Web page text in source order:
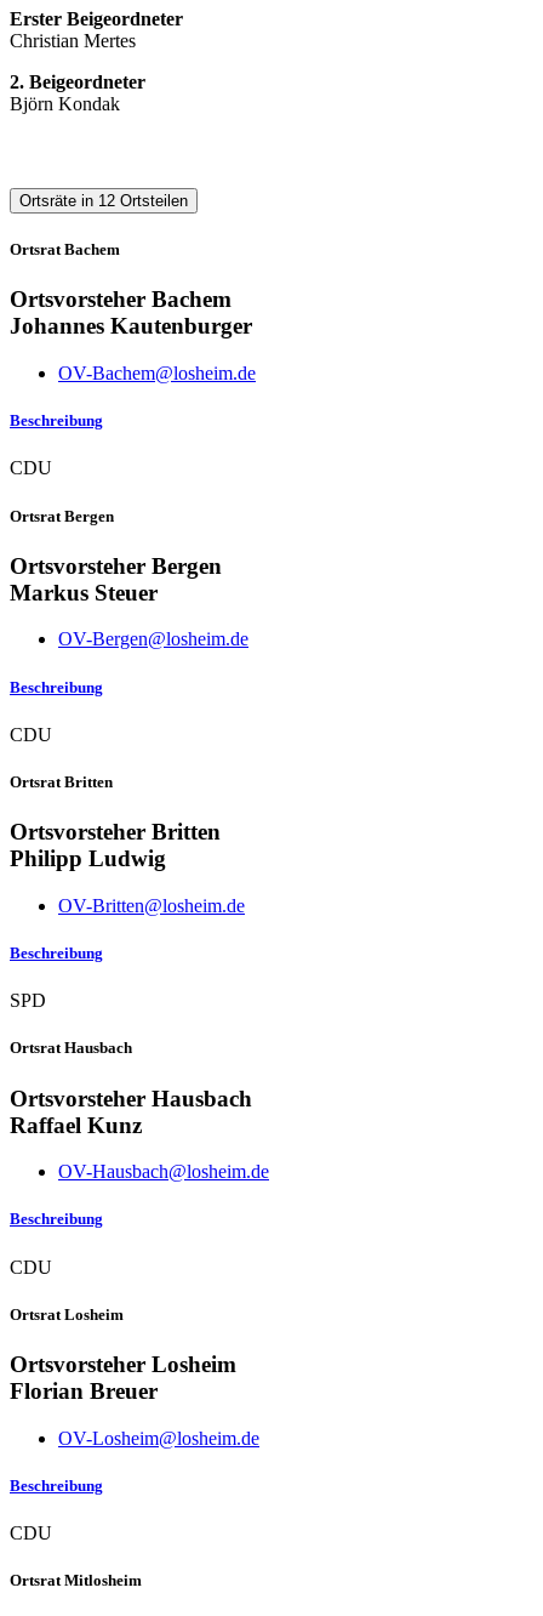
Erster Beigeordneter
Christian Mertes
2. Beigeordneter
Björn Kondak
Ortsräte in 12 Ortsteilen
Ortsrat Bachem
Ortsvorsteher Bachem
Johannes Kautenburger
OV-Bachem@losheim.de
Beschreibung
CDU
Ortsrat Bergen
Ortsvorsteher Bergen
Markus Steuer
OV-Bergen@losheim.de
Beschreibung
CDU
Ortsrat Britten
Ortsvorsteher Britten
Philipp Ludwig
OV-Britten@losheim.de
Beschreibung
SPD
Ortsrat Hausbach
Ortsvorsteher Hausbach
Raffael Kunz
OV-Hausbach@losheim.de
Beschreibung
CDU
Ortsrat Losheim
Ortsvorsteher Losheim
Florian Breuer
OV-Losheim@losheim.de
Beschreibung
CDU
Ortsrat Mitlosheim